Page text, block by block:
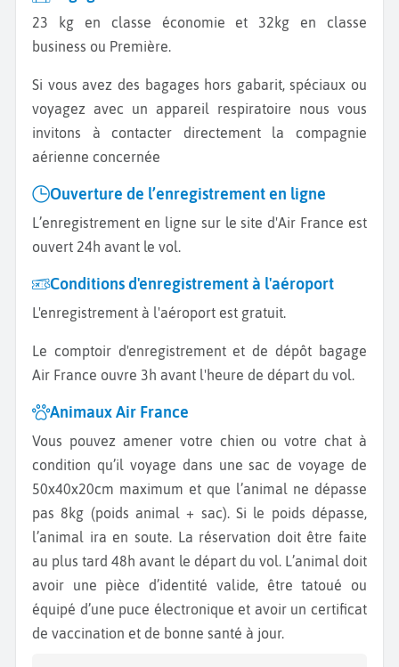
23 kg en classe économie et 32kg en classe
business ou Première.
Si vous avez des bagages hors gabarit, spéciaux ou
voyagez avec un appareil respiratoire nous vous
invitons à contacter directement la compagnie
aérienne concernée
Ouverture de l’enregistrement en ligne
L’enregistrement en ligne sur le site d'Air France est
ouvert 24h avant le vol.
Conditions d'enregistrement à l'aéroport
L'enregistrement à l'aéroport est gratuit.
Le comptoir d'enregistrement et de dépôt bagage
Air France ouvre 3h avant l'heure de départ du vol.
Animaux Air France
Vous pouvez amener votre chien ou votre chat à
condition qu’il voyage dans une sac de voyage de
50x40x20cm maximum et que l’animal ne dépasse
pas 8kg (poids animal + sac). Si le poids dépasse,
l’animal ira en soute. La réservation doit être faite
au plus tard 48h avant le départ du vol. L’animal doit
avoir une pièce d’identité valide, être tatoué ou
équipé d’une puce électronique et avoir un certificat
de vaccination et de bonne santé à jour.